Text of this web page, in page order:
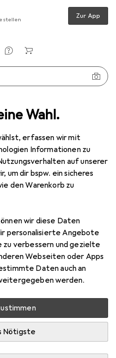
Wahl.
erfassen wir mit
Informationen zu
auf unserer
um dir bspw. ein sicheres
den Warenkorb zu
wir diese Daten
personalisierte Angebote
zu verbessern und gezielte
Webseiten oder Apps
Daten auch an
werden.
Nötigste
Zur App
Sourcebook
Sourcebook
Chaillou, 2024
Architect's
zum Produkt The
gefunden